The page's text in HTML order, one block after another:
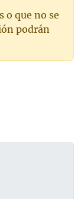
o que no se
podrán